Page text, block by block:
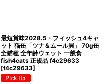
最短賞味2028.5・フィッシュ4キャ
ット 猫缶「ツナ＆ムール貝」 70g缶
全猫種 全年齢ウェット 一般食
fish4cats 正規品 f4c29633
[f4c29633]